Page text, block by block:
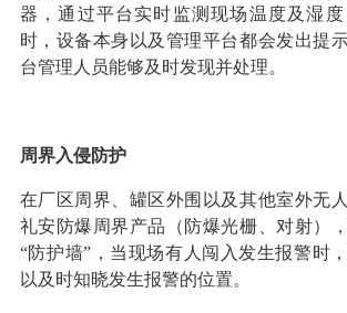
器，通过平台实时监测现场温度及湿
时，设备本身以及管理平台都会发出提
台管理人员能够及时发现并处理。
周界入侵防护
在厂区周界、罐区外围以及其他室外无
礼安防爆周界产品（防爆光栅、对射）
“防护墙”，当现场有人闯入发生报警时
以及时知晓发生报警的位置。